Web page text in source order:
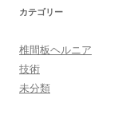
カテゴリー
椎間板ヘルニア
技術
未分類